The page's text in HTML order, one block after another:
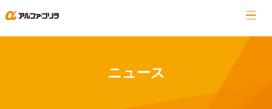
ニュース